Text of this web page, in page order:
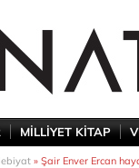
MİLLİYET KİTAP
» Şair Enver Ercan